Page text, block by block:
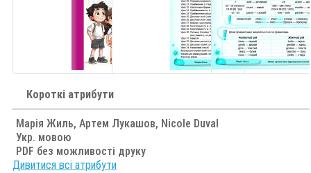
Короткі атрибути
Марія Жиль, Артем Лукашов, Nicole Duval
Укр. мовою
PDF без можливості друку
Дивитися всі атрибути